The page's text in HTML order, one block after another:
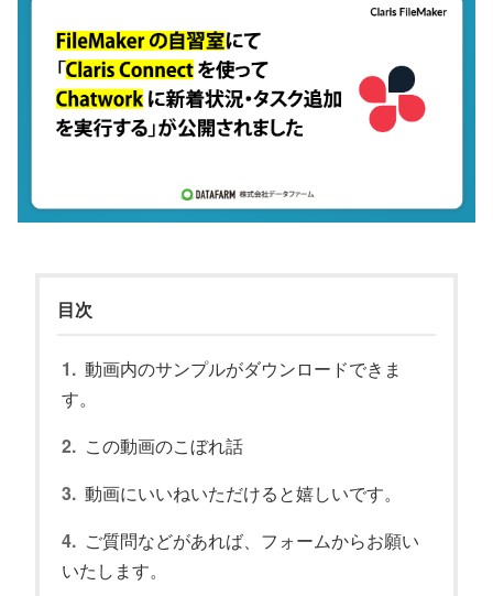
目次
動画内のサンプルがダウンロードできま
す。
この動画のこぼれ話
動画にいいねいただけると嬉しいです。
ご質問などがあれば、フォームからお願い
いたします。